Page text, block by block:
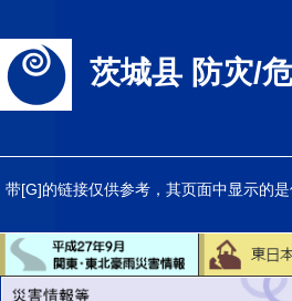
茨城县 防灾/
带[G]的链接仅供参考，其页面中显示的